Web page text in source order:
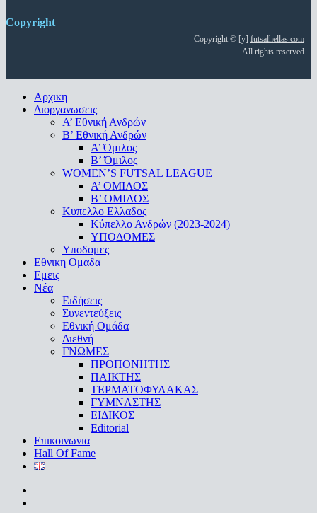
Copyright
Copyright © [y] futsalhellas.com
All rights reserved
Close
Menu
Αρχικη
Διοργανωσεις
Α’ Εθνική Ανδρών
Β’ Εθνική Ανδρών
A’ Όμιλος
Β’ Όμιλος
WOMEN’S FUTSAL LEAGUE
A’ ΟΜΙΛΟΣ
Β’ ΟΜΙΛΟΣ
Κυπελλο Ελλαδος
Κύπελλο Ανδρών (2023-2024)
ΥΠΟΔΟΜΕΣ
Υποδομες
Εθνικη Ομαδα
Εμεις
Νέα
Ειδήσεις
Συνεντεύξεις
Εθνική Ομάδα
Διεθνή
ΓΝΩΜΕΣ
ΠΡΟΠΟΝΗΤΗΣ
ΠΑΙΚΤΗΣ
ΤΕΡΜΑΤΟΦΥΛΑΚΑΣ
ΓΥΜΝΑΣΤΗΣ
ΕΙΔΙΚΟΣ
Editorial
Επικοινωνια
Hall Of Fame